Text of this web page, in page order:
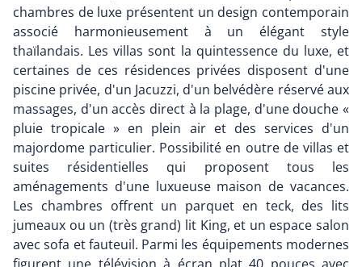
chambres de luxe présentent un design contemporain
associé harmonieusement à un élégant style
thaïlandais. Les villas sont la quintessence du luxe, et
certaines de ces résidences privées disposent d'une
piscine privée, d'un Jacuzzi, d'un belvédère réservé aux
massages, d'un accès direct à la plage, d'une douche «
pluie tropicale » en plein air et des services d'un
majordome particulier. Possibilité en outre de villas et
suites résidentielles qui proposent tous les
aménagements d'une luxueuse maison de vacances.
Les chambres offrent un parquet en teck, des lits
jumeaux ou un (très grand) lit King, et un espace salon
avec sofa et fauteuil. Parmi les équipements modernes